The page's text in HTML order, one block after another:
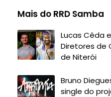
Mais do RRD Samba
Lucas Cêda
Diretores de
de Niterói
Bruno
single do